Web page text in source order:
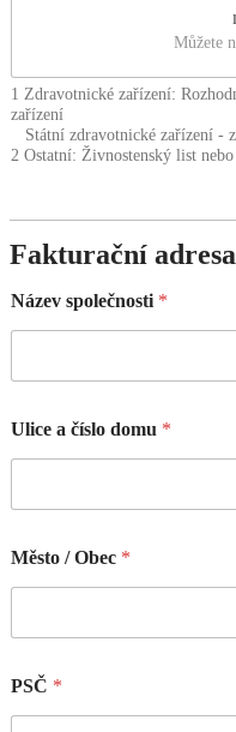
Můžete
1 Zdravotnické zařízení:
zařízení
Státní zdravotnické zařízení -
2 Ostatní: Živnostenský list
Fakturační adresa
Název společnosti *
Ulice a číslo domu *
Město / Obec *
PSČ *